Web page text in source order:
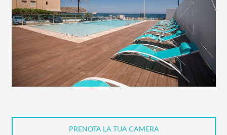
PRENOTA LA TUA CAMERA